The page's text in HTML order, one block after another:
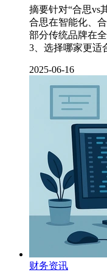
摘要针对“合思vs
合思在智能化、
部分传统品牌在
3、选择哪家更
2025-06-16
财务资讯